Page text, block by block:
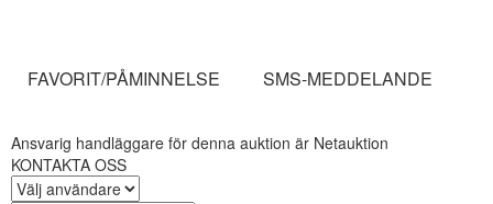
FAVORIT/PÅMINNELSE SMS-MEDDELANDE
Ansvarig handläggare för denna auktion är Netauktion
KONTAKTA OSS